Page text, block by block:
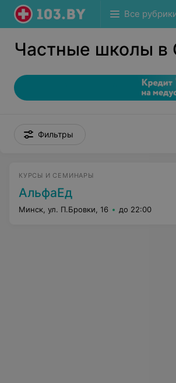
Все
Частные школы
Фильтры
КУРСЫ И СЕМИНАРЫ
АльфаЕд
Минск, ул. П.Бровки, 16 до 22:00